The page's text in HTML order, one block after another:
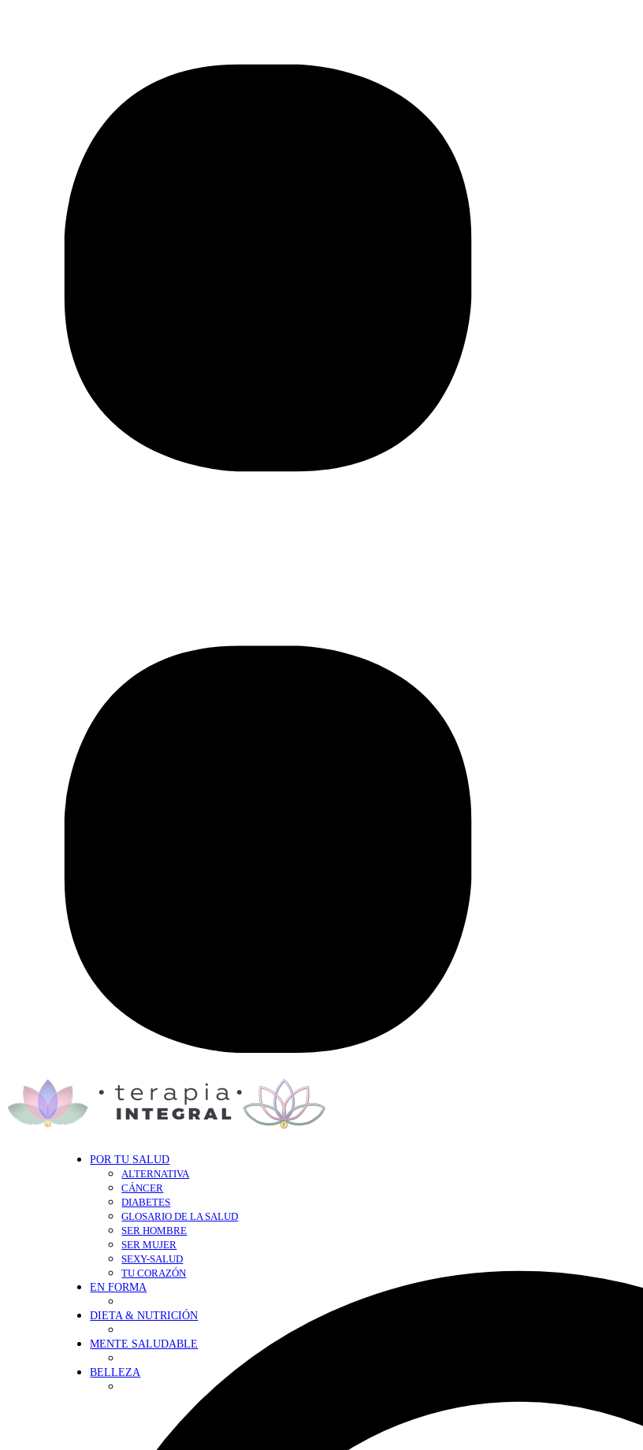
POR TU SALUD
ALTERNATIVA
CÁNCER
DIABETES
GLOSARIO DE LA SALUD
SER HOMBRE
SER MUJER
SEXY-SALUD
TU CORAZÓN
EN FORMA
DIETA & NUTRICIÓN
MENTE SALUDABLE
BELLEZA